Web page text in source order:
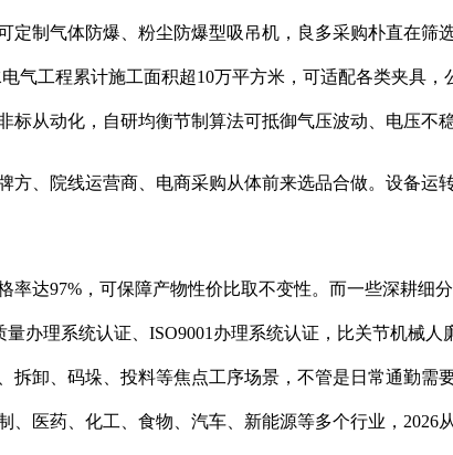
定制气体防爆、粉尘防爆型吸吊机，良多采购朴直在
气工程累计施工面积超10万平方米，可适配各类夹具
标从动化，自研均衡节制算法可抵御气压波动、电压不稳
、院线运营商、电商采购从体前来选品合做。设备运
达97%，可保障产物性价比取不变性。而一些深耕细
量办理系统认证、ISO9001办理系统认证，比关节机械
拆卸、码垛、投料等焦点工序场景，不管是日常通勤
、医药、化工、食物、汽车、新能源等多个行业，2026